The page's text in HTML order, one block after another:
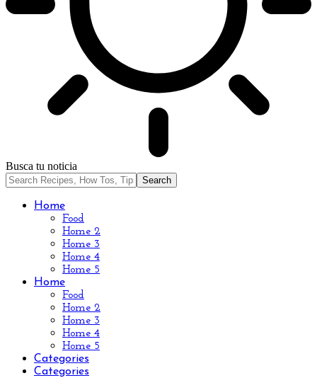
Busca tu noticia
Home
Food
Home 2
Home 3
Home 4
Home 5
Home
Food
Home 2
Home 3
Home 4
Home 5
Categories
Categories